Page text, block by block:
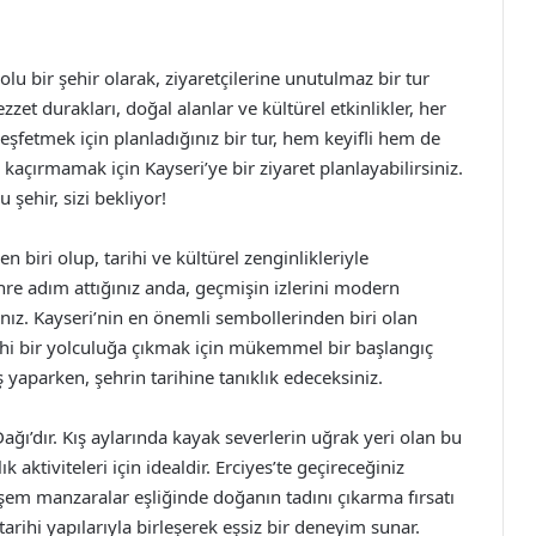
bir şehir olarak, ziyaretçilerine unutulmaz bir tur
durakları, doğal alanlar ve kültürel etkinlikler, her
için planladığınız bir tur, hem keyifli hem de
için Kayseri’ye bir ziyaret planlayabilirsiniz.
şehir, sizi bekliyor!
biri olup, tarihi ve kültürel zenginlikleriyle
adım attığınız anda, geçmişin izlerini modern
Kayseri’nin en önemli sembollerinden biri olan
bir yolculuğa çıkmak için mükemmel bir başlangıç
şehrin tarihine tanıklık edeceksiniz.
Kış aylarında kayak severlerin uğrak yeri olan bu
aktiviteleri için idealdir. Erciyes’te geçireceğiniz
manzaralar eşliğinde doğanın tadını çıkarma fırsatı
yapılarıyla birleşerek eşsiz bir deneyim sunar.